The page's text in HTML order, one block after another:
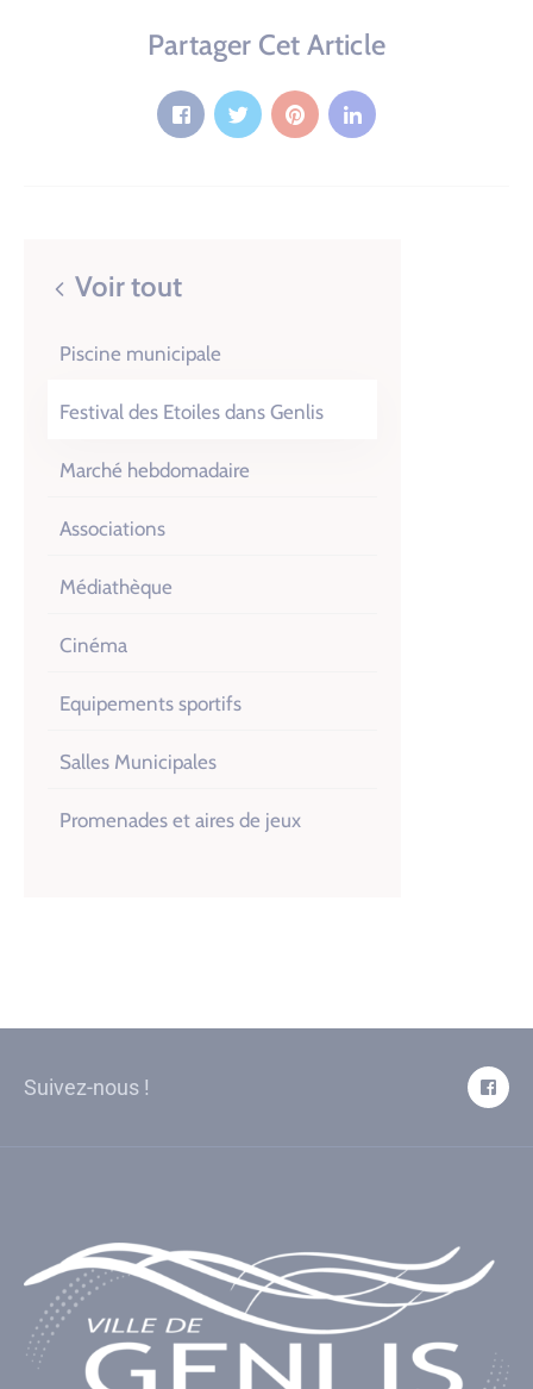
Voir tout
Piscine municipale
Festival des Etoiles dans Genlis
Marché hebdomadaire
Associations
Médiathèque
Cinéma
Equipements sportifs
Salles Municipales
Promenades et aires de jeux
Partager Cet Article
Suivez-nous !